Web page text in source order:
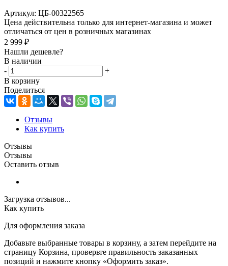
Артикул: ЦБ-00322565
Цена действительна только для интернет-магазина и может
отличаться от цен в розничных магазинах
2 999 ₽
Нашли дешевле?
В наличии
-
+
В корзину
Поделиться
Отзывы
Как купить
Отзывы
Отзывы
Оставить отзыв
Загрузка отзывов...
Как купить
Для оформления заказа
Добавьте выбранные товары в корзину, а затем перейдите на
страницу Корзина, проверьте правильность заказанных
позиций и нажмите кнопку «Оформить заказ».